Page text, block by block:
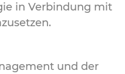
in Verbindung mit
und der